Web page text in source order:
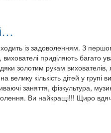
із задоволенням. З
приділяють багато
золотим рукам
кількість дітей у групі
заняття, фізкультура,
Ви найкращі!!! Щиро